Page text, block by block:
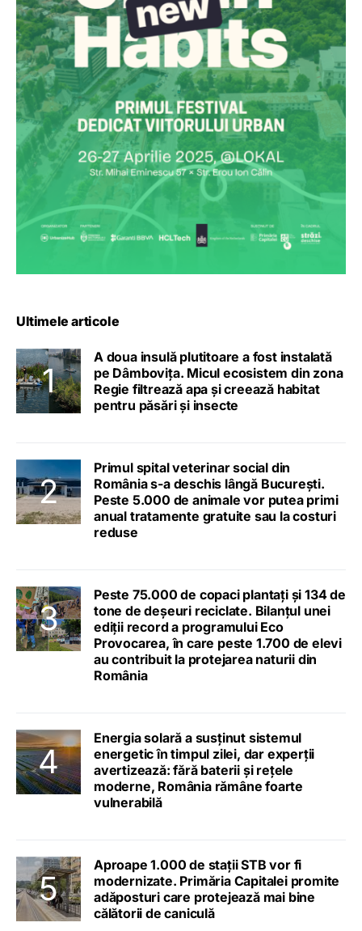
Ultimele articole
A doua insulă plutitoare a fost instalată
pe Dâmbovița. Micul ecosistem din zona
Regie filtrează apa și creează habitat
pentru păsări și insecte
Primul spital veterinar social din
România s-a deschis lângă București.
Peste 5.000 de animale vor putea primi
anual tratamente gratuite sau la costuri
reduse
Peste 75.000 de copaci plantați și 134 de
tone de deșeuri reciclate. Bilanțul unei
ediții record a programului Eco
Provocarea, în care peste 1.700 de elevi
au contribuit la protejarea naturii din
România
Energia solară a susținut sistemul
energetic în timpul zilei, dar experții
avertizează: fără baterii și rețele
moderne, România rămâne foarte
vulnerabilă
Aproape 1.000 de stații STB vor fi
modernizate. Primăria Capitalei promite
adăposturi care protejează mai bine
călătorii de caniculă